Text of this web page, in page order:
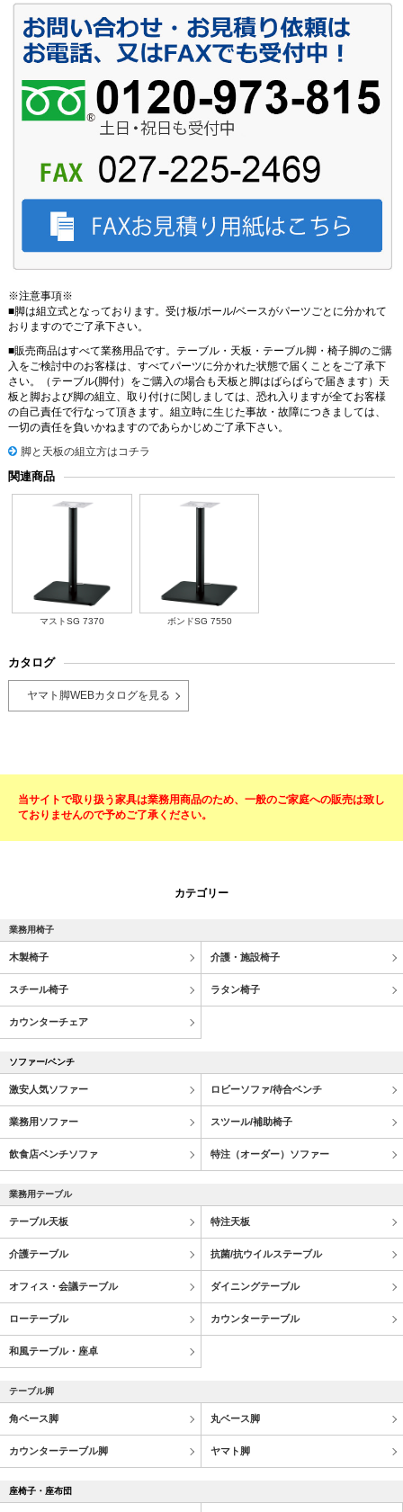
※注意事項※
■脚は組立式となっております。受け板/ポール/ベースがパーツごとに分かれて
おりますのでご了承下さい。
■販売商品はすべて業務用品です。テーブル・天板・テーブル脚・椅子脚のご購
入をご検討中のお客様は、すべてパーツに分かれた状態で届くことをご了承下
さい。（テーブル(脚付）をご購入の場合も天板と脚はばらばらで届きます）天
板と脚および脚の組立、取り付けに関しましては、恐れ入りますが全てお客様
の自己責任で行なって頂きます。組立時に生じた事故・故障につきましては、
一切の責任を負いかねますのであらかじめご了承下さい。
脚と天板の組立方はコチラ
関連商品
マストSG 7370 ボンドSG 7550
カタログ
ヤマト脚WEBカタログを見る
当サイトで取り扱う家具は業務用商品のため、一般のご家庭への販売は致し
ておりませんので予めご了承ください。
カテゴリー
業務用椅子
木製椅子 介護・施設椅子
スチール椅子 ラタン椅子
カウンターチェア
ソファー/ベンチ
激安人気ソファー ロビーソファ/待合ベンチ
業務用ソファー スツール/補助椅子
飲食店ベンチソファ 特注（オーダー）ソファー
業務用テーブル
テーブル天板 特注天板
介護テーブル 抗菌/抗ウイルステーブル
オフィス・会議テーブル ダイニングテーブル
ローテーブル カウンターテーブル
和風テーブル・座卓
テーブル脚
角ベース脚 丸ベース脚
カウンターテーブル脚 ヤマト脚
座椅子・座布団